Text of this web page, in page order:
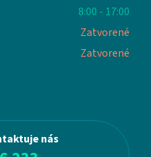
8:00 - 17:00
Zatvorené
Zatvorené
nás